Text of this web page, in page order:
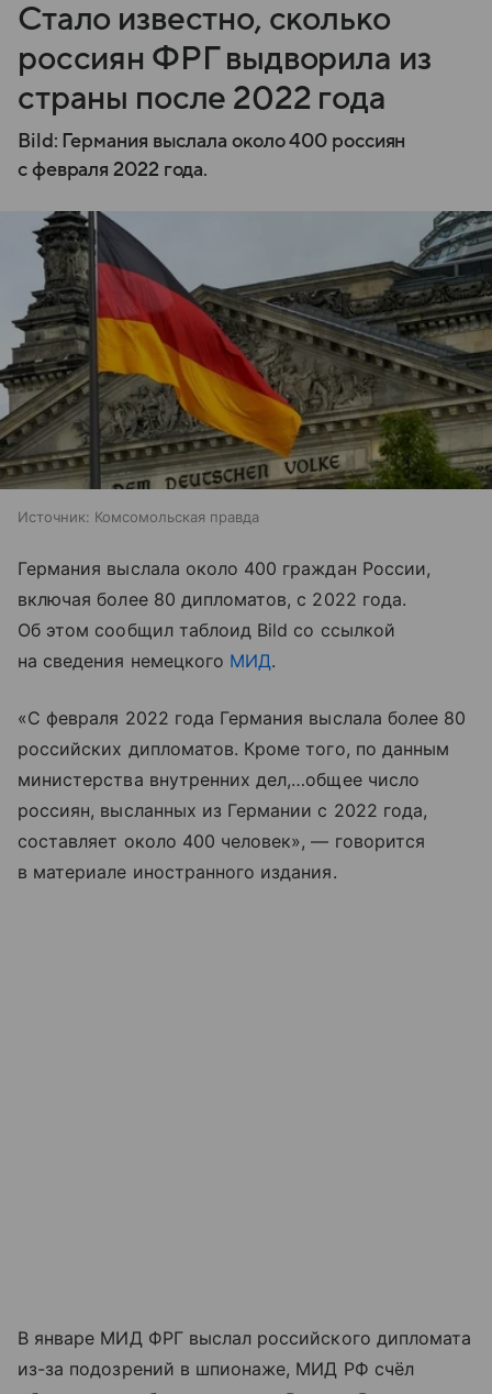
Стало известно, сколько
россиян ФРГ выдворила из
страны после 2022 года
Bild: Германия выслала около 400 россиян
с февраля 2022 года.
Источник: Комсомольская правда
Германия выслала около 400 граждан России,
включая более 80 дипломатов, с 2022 года.
Об этом сообщил таблоид Bild со ссылкой
на сведения немецкого МИД.
«С февраля 2022 года Германия выслала более 80
российских дипломатов. Кроме того, по данным
министерства внутренних дел,…общее число
россиян, высланных из Германии с 2022 года,
составляет около 400 человек», — говорится
в материале иностранного издания.
В январе МИД ФРГ выслал российского дипломата
из-за подозрений в шпионаже, МИД РФ счёл